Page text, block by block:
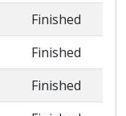
Finished
Finished
Finished